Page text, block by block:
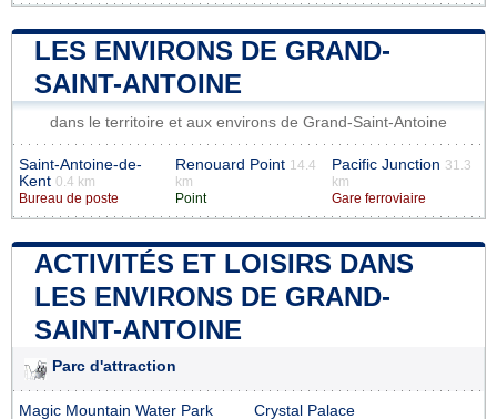
LES ENVIRONS DE GRAND-
SAINT-ANTOINE
dans le territoire et aux environs de Grand-Saint-Antoine
Saint-Antoine-de-
Kent 0.4 km
Bureau de poste
Renouard Point 14.4
km
Point
Pacific Junction 31.3
km
Gare ferroviaire
ACTIVITÉS ET LOISIRS DANS
LES ENVIRONS DE GRAND-
SAINT-ANTOINE
Parc d'attraction
Magic Mountain Water Park
Crystal Palace